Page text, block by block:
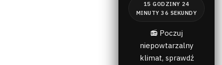
📻 Poczuj
niepowtarzalny
klimat, sprawdź